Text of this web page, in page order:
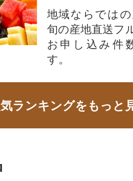
地域ならでは
旬の産地直送フ
お申し込み件
す。
気ランキングをもっと